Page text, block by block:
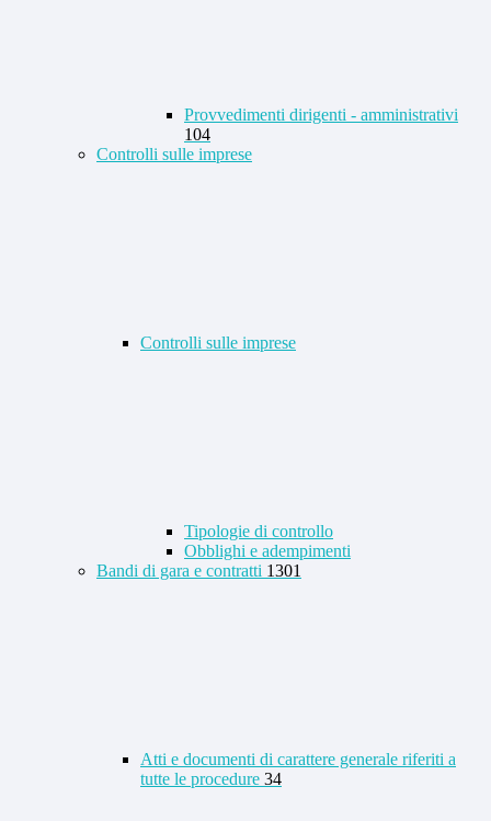
Provvedimenti dirigenti - amministrativi
104
Controlli sulle imprese
Controlli sulle imprese
Tipologie di controllo
Obblighi e adempimenti
Bandi di gara e contratti 1301
Atti e documenti di carattere generale riferiti a
tutte le procedure 34